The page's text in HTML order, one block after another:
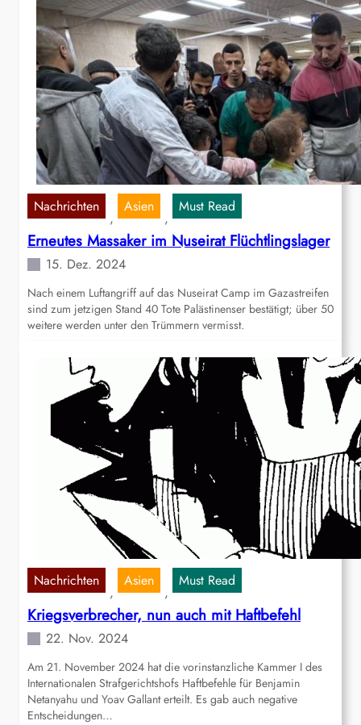
Nachrichten
,
Asien
,
Must Read
Erneutes Massaker im Nuseirat Flüchtlingslager
15. Dez. 2024
Nach einem Luftangriff auf das Nuseirat Camp im Gazastreifen
sind zum jetzigen Stand 40 Tote Palästinenser bestätigt; über 50
weitere werden unter den Trümmern vermisst.
Nachrichten
,
Asien
,
Must Read
Kriegsverbrecher, nun auch mit Haftbefehl
22. Nov. 2024
Am 21. November 2024 hat die vorinstanzliche Kammer I des
Internationalen Strafgerichtshofs Haftbefehle für Benjamin
Netanyahu und Yoav Gallant erteilt. Es gab auch negative
Entscheidungen…